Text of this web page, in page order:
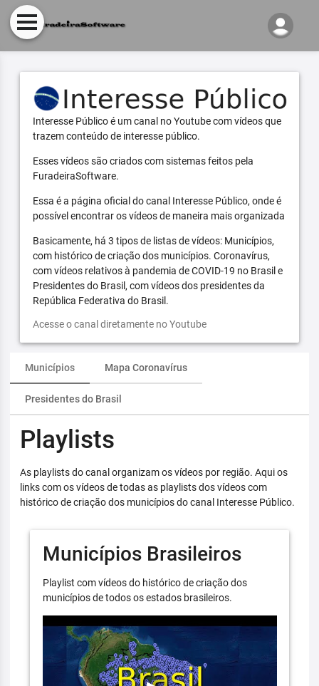
Interesse Público é um canal no Youtube com vídeos que
trazem conteúdo de interesse público.
Esses vídeos são criados com sistemas feitos pela
FuradeiraSoftware.
Essa é a página oficial do canal Interesse Público, onde é
possível encontrar os vídeos de maneira mais organizada
Basicamente, há 3 tipos de listas de vídeos: Municípios,
com histórico de criação dos municípios. Coronavírus,
com vídeos relativos à pandemia de COVID-19 no Brasil e
Presidentes do Brasil, com vídeos dos presidentes da
República Federativa do Brasil.
Acesse o canal diretamente no Youtube
Municípios Mapa Coronavírus
Presidentes do Brasil
Playlists
As playlists do canal organizam os vídeos por região. Aqui os
links com os vídeos de todas as playlists dos vídeos com
histórico de criação dos municípios do canal Interesse Público.
Municípios Brasileiros
Playlist com vídeos do histórico de criação dos
municípios de todos os estados brasileiros.